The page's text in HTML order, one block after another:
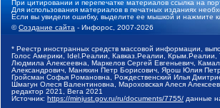
При цитировании и перепечатке материалов ссылка на
Для использования материалов в печатных изданиях
Если вы увидели ошибку, выделите ее мышкой и нажмите
©Создание сайта - Инфорос, 2007-2026
* Реестр иностранных средств массовой информации,
Голос Америки, Idel.Реалии, Кавказ.Реалии,
Людмила Алексеевна, Маркелов Сергей Евгеньевич,
Александрович, Маняхин Петр Борисович, Ярош Юлия
Гройсман Софья Романовна, Рождественский Илья
Шмагун Олеся Валентиновна, Мароховская Алеся
редактор 2021, Вега 2021
Источник: https://minjust.gov.ru/ru/documents/7755/ данные